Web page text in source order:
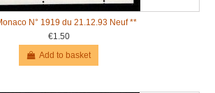
N° 1919 du 21.12.93 Neuf **
€1.50
Add to basket